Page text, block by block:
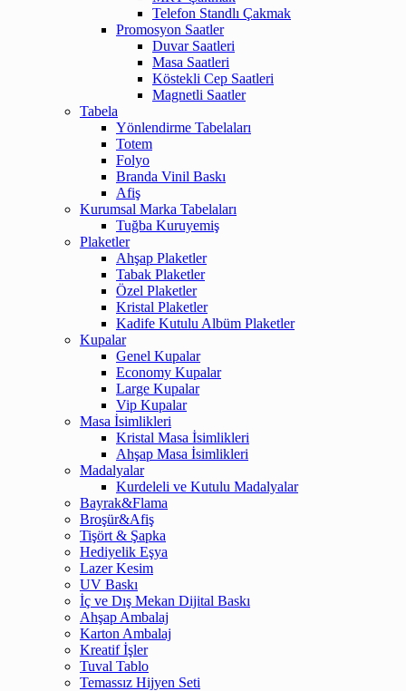
Telefon Standlı Çakmak
Promosyon Saatler
Duvar Saatleri
Masa Saatleri
Köstekli Cep Saatleri
Magnetli Saatler
Tabela
Yönlendirme Tabelaları
Totem
Folyo
Branda Vinil Baskı
Afiş
Kurumsal Marka Tabelaları
Tuğba Kuruyemiş
Plaketler
Ahşap Plaketler
Tabak Plaketler
Özel Plaketler
Kristal Plaketler
Kadife Kutulu Albüm Plaketler
Kupalar
Genel Kupalar
Economy Kupalar
Large Kupalar
Vip Kupalar
Masa İsimlikleri
Kristal Masa İsimlikleri
Ahşap Masa İsimlikleri
Madalyalar
Kurdeleli ve Kutulu Madalyalar
Bayrak&Flama
Broşür&Afiş
Tişört & Şapka
Hediyelik Eşya
Lazer Kesim
UV Baskı
İç ve Dış Mekan Dijital Baskı
Ahşap Ambalaj
Karton Ambalaj
Kreatif İşler
Tuval Tablo
Temassız Hijyen Seti